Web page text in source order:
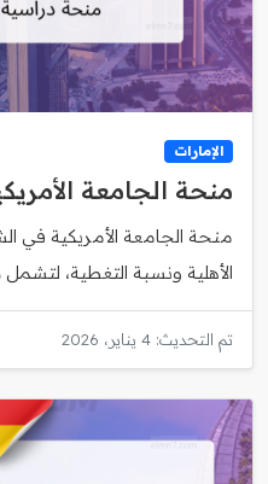
الإمارات
منحة الجامعة
منحة الجامعة الأمريكية في
الأهلية ونسبة التغطية،
تم التحديث: 4 يناير، 2026